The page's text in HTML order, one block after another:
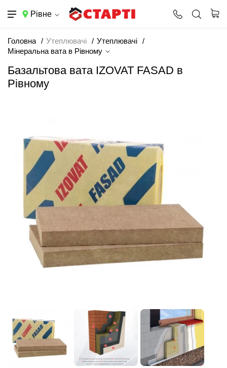
Рівне
Головна Утеплювачі
Утеплювачі
Мінеральна вата в Рівному
Базальтова вата IZOVAT FASAD в
Рівному